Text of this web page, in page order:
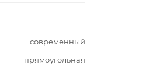
современный
прямоугольная